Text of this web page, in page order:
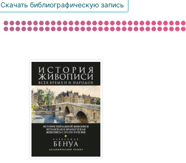
Скачать библиографическую запись